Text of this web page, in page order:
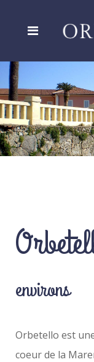
environs
Orbetello est
coeur de la